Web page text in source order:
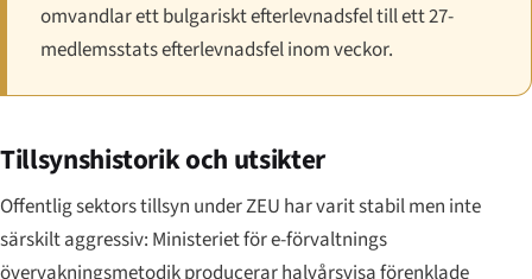
omvandlar ett bulgariskt efterlevnadsfel till ett 27-
medlemsstats efterlevnadsfel inom veckor.
Tillsynshistorik och utsikter
Offentlig sektors tillsyn under ZEU har varit stabil men inte
särskilt aggressiv: Ministeriet för e-förvaltnings
övervakningsmetodik producerar halvårsvisa förenklade